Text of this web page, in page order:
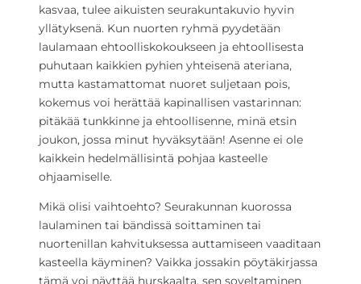
kasvaa, tulee aikuisten seurakuntakuvio hyvin
yllätyksenä. Kun nuorten ryhmä pyydetään
laulamaan ehtoolliskokoukseen ja ehtoollisesta
puhutaan kaikkien pyhien yhteisenä ateriana,
mutta kastamattomat nuoret suljetaan pois,
kokemus voi herättää kapinallisen vastarinnan:
pitäkää tunkkinne ja ehtoollisenne, minä etsin
joukon, jossa minut hyväksytään! Asenne ei ole
kaikkein hedelmällisintä pohjaa kasteelle
ohjaamiselle.
Mikä olisi vaihtoehto? Seurakunnan kuorossa
laulaminen tai bändissä soittaminen tai
nuortenillan kahvituksessa auttamiseen vaaditaan
kasteella käyminen? Vaikka jossakin pöytäkirjassa
tämä voi näyttää hurskaalta, sen soveltaminen